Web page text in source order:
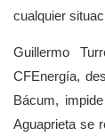
cualquier
Guillermo
CFEnergía,
Bácum,
Aguaprieta se